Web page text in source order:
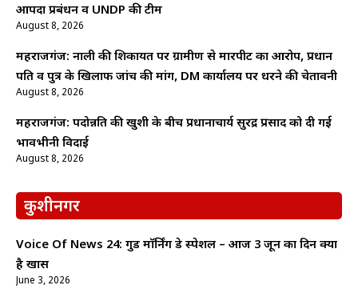
आपदा प्रबंधन व UNDP की टीम
August 8, 2026
महराजगंज: नाली की शिकायत पर ग्रामीण से मारपीट का आरोप, प्रधान
पति व पुत्र के खिलाफ जांच की मांग, DM कार्यालय पर धरने की चेतावनी
August 8, 2026
महराजगंज: पदोन्नति की खुशी के बीच प्रधानाचार्य सुरेंद्र प्रसाद को दी गई
भावभीनी विदाई
August 8, 2026
कुशीनगर
Voice Of News 24: गुड माॅर्निंग डे स्पेशल – आज 3 जून का दिन क्यों
है खास
June 3, 2026